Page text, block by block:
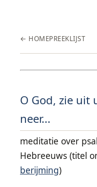
← HOMEPREEKLIJST
O God, zie uit
neer...
meditatie over
Hebreeuws (titel
berijming)